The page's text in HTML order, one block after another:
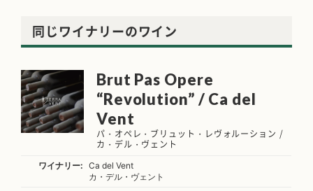
同じワイナリーのワイン
Brut Pas Opere
“Revolution” / Ca del
Vent
パ・オペレ・ブリュット・レヴォルーション /
カ・デル・ヴェント
ワイナリー:
Ca del Vent
カ・デル・ヴェント